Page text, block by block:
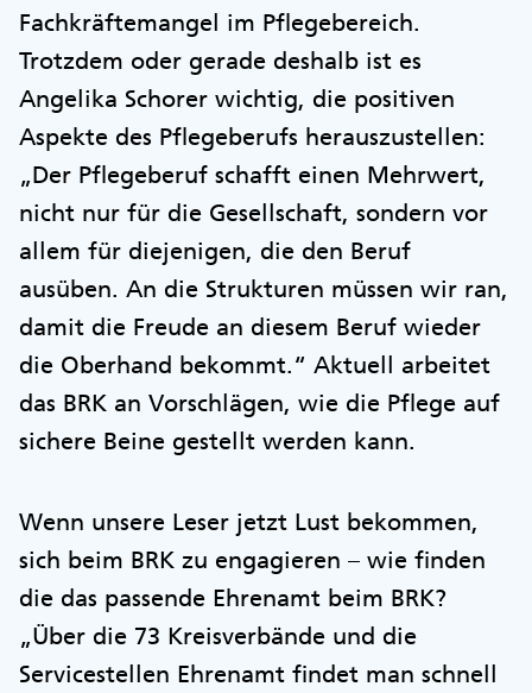
Fachkräftemangel im Pflegebereich.
Trotzdem oder gerade deshalb ist es
Angelika Schorer wichtig, die positiven
Aspekte des Pflegeberufs herauszustellen:
„Der Pflegeberuf schafft einen Mehrwert,
nicht nur für die Gesellschaft, sondern vor
allem für diejenigen, die den Beruf
ausüben. An die Strukturen müssen wir ran,
damit die Freude an diesem Beruf wieder
die Oberhand bekommt.“ Aktuell arbeitet
das BRK an Vorschlägen, wie die Pflege auf
sichere Beine gestellt werden kann.
Wenn unsere Leser jetzt Lust bekommen,
sich beim BRK zu engagieren – wie finden
die das passende Ehrenamt beim BRK?
„Über die 73 Kreisverbände und die
Servicestellen Ehrenamt findet man schnell